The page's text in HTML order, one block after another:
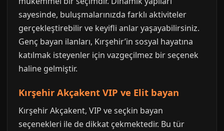
sayesinde, buluşmalarınızda farklı aktiviteler
gerçekleştirebilir ve keyifli anlar yaşayabilirsiniz.
Genç bayan ilanları, Kırşehir’in sosyal hayatına
katılmak isteyenler için vazgeçilmez bir seçenek
haline gelmiştir.
Kırşehir Akçakent VIP ve Elit bayan
Kırşehir Akçakent, VIP ve seçkin bayan
seçenekleri ile de dikkat çekmektedir. Bu tür